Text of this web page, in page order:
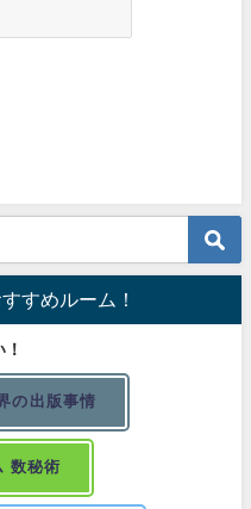
すめルーム！
の出版事情
数秘術